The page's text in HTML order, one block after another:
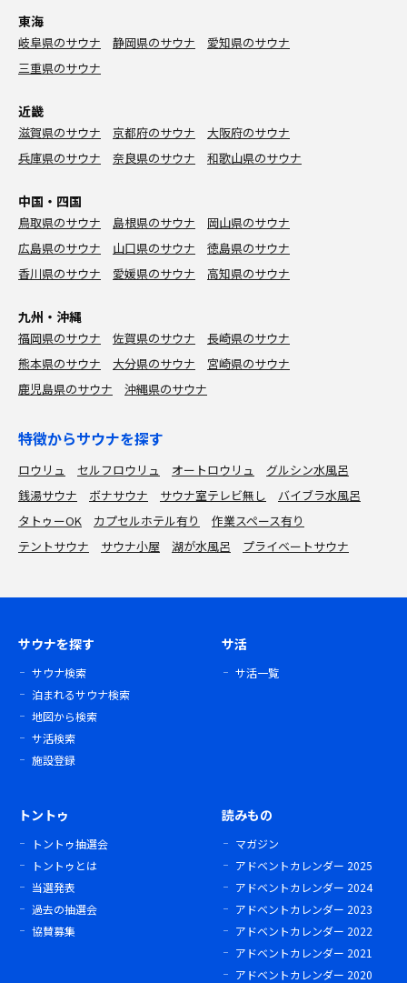
東海
岐阜県のサウナ 静岡県のサウナ
愛知県のサウナ
三重県のサウナ
近畿
滋賀県のサウナ 京都府のサウナ
大阪府のサウナ
兵庫県のサウナ
奈良県のサウナ 和歌山県のサウナ
中国・四国
鳥取県のサウナ 島根県のサウナ
岡山県のサウナ
広島県のサウナ
山口県のサウナ
徳島県のサウナ
香川県のサウナ
愛媛県のサウナ 高知県のサウナ
九州・沖縄
福岡県のサウナ 佐賀県のサウナ
長崎県のサウナ
熊本県のサウナ
大分県のサウナ
宮崎県のサウナ
鹿児島県のサウナ
沖縄県のサウナ
特徴からサウナを探す
ロウリュ セルフロウリュ オートロウリュ
グルシン水風呂
銭湯サウナ
ボナサウナ サウナ室テレビ無し
バイブラ水風呂
タトゥーOK
カプセルホテル有り
作業スペース有り
テントサウナ
サウナ小屋 湖が水風呂 プライベートサウナ
サウナを探す
サウナ検索
泊まれるサウナ検索
地図から検索
サ活検索
施設登録
サ活
サ活一覧
トントゥ
トントゥ抽選会
トントゥとは
当選発表
過去の抽選会
協賛募集
読みもの
マガジン
アドベントカレンダー 2025
アドベントカレンダー 2024
アドベントカレンダー 2023
アドベントカレンダー 2022
アドベントカレンダー 2021
アドベントカレンダー 2020